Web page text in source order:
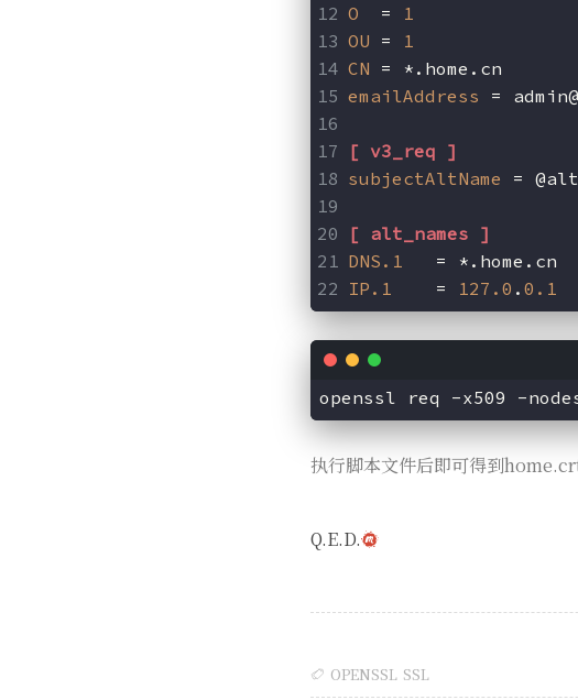
O
  =
1
OU = 1
CN = *.home.cn
emailAddress =
[ v3_req ]
subjectAltName =
[ alt_names ]
DNS.1
   = *.home.cn
IP.1
    =
127.0 . 0.1
openssl req -x509 -
执行脚本文件后即可得到
Q.E.D.
OPENSSL SSL